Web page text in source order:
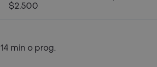
$2.500
14 min o prog.